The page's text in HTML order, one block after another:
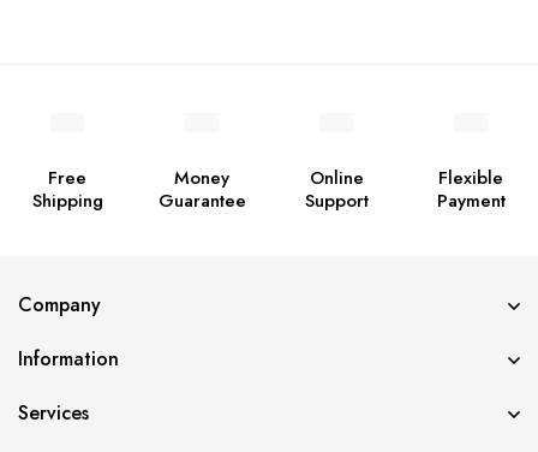
Free
Shipping
Money
Guarantee
Online
Support
Flexible
Payment
Company
Information
Services